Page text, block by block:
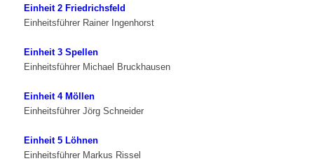
Einheit 2 Friedrichsfeld
Einheitsführer Rainer Ingenhorst
Einheit 3 Spellen
Einheitsführer Michael Bruckhausen
Einheit 4 Möllen
Einheitsführer Jörg Schneider
Einheit 5 Löhnen
Einheitsführer Markus Rissel